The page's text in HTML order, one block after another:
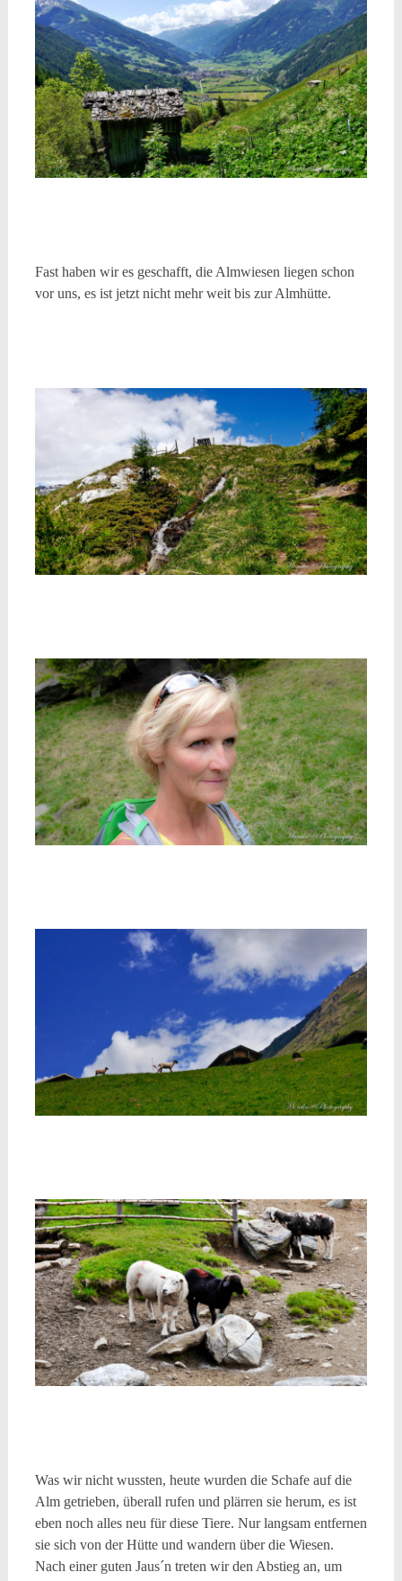
Fast haben wir es geschafft, die Almwiesen liegen schon
vor uns, es ist jetzt nicht mehr weit bis zur Almhütte.
Was wir nicht wussten, heute wurden die Schafe auf die
Alm getrieben, überall rufen und plärren sie herum, es ist
eben noch alles neu für diese Tiere. Nur langsam entfernen
sie sich von der Hütte und wandern über die Wiesen.
Nach einer guten Jaus´n treten wir den Abstieg an, um